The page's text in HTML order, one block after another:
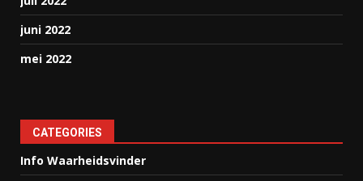
juni 2022
mei 2022
CATEGORIES
Info Waarheidsvinder